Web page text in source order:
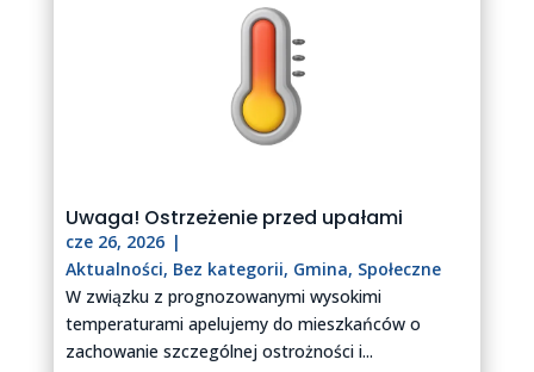
Uwaga! Ostrzeżenie przed upałami
cze 26, 2026 |
Aktualności, Bez kategorii, Gmina, Społeczne
W związku z prognozowanymi wysokimi
temperaturami apelujemy do mieszkańców o
zachowanie szczególnej ostrożności i...